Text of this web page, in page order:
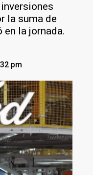
la suma de
la jornada.
pm